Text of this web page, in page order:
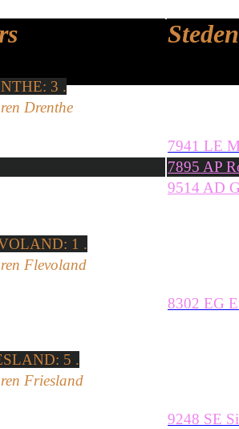
Steden
: 3 .
Drenthe
7941 LE
7895 AP
9514 AD
: 1 .
Flevoland
8302 EG
: 5 .
Friesland
9248 SE